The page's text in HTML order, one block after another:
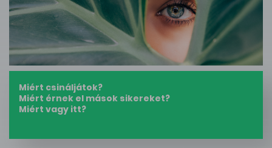
Miért csináljátok?
Miért érnek el mások sikereket?
Miért vagy itt?